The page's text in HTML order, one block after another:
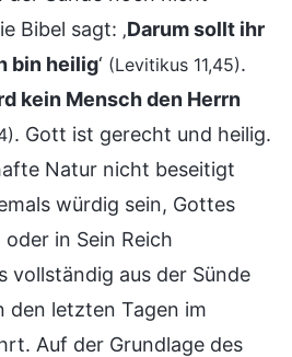
Bibel sagt: ‚Darum sollt ihr
bin heilig‘ (Levitikus 11,45).
kein Mensch den Herrn
. Gott ist gerecht und heilig.
Natur nicht beseitigt
würdig sein, Gottes
in Sein Reich
vollständig aus der Sünde
den letzten Tagen im
Auf der Grundlage des